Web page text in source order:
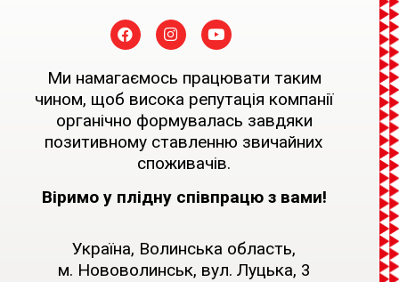
Ми намагаємось працювати таким
чином, щоб висока репутація компанії
органічно формувалась завдяки
позитивному ставленню звичайних
споживачів.
Віримо у плідну співпрацю з вами!
Україна, Волинська область,
м. Нововолинськ, вул. Луцька, 3